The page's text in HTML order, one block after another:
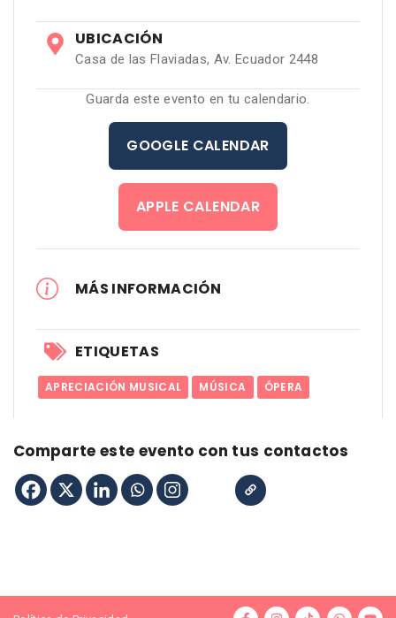
UBICACIÓN
Casa de las Flaviadas, Av. Ecuador 2448
Guarda este evento en tu calendario.
GOOGLE CALENDAR
APPLE CALENDAR
MÁS INFORMACIÓN
ETIQUETAS
APRECIACIÓN MUSICAL MÚSICA ÓPERA
Comparte este evento con tus contactos